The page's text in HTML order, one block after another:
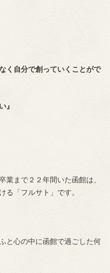
く自分で創っていくことがで
』
業まで２２年間いた函館は、
る「フルサト」です。
と心の中に函館で過ごした何